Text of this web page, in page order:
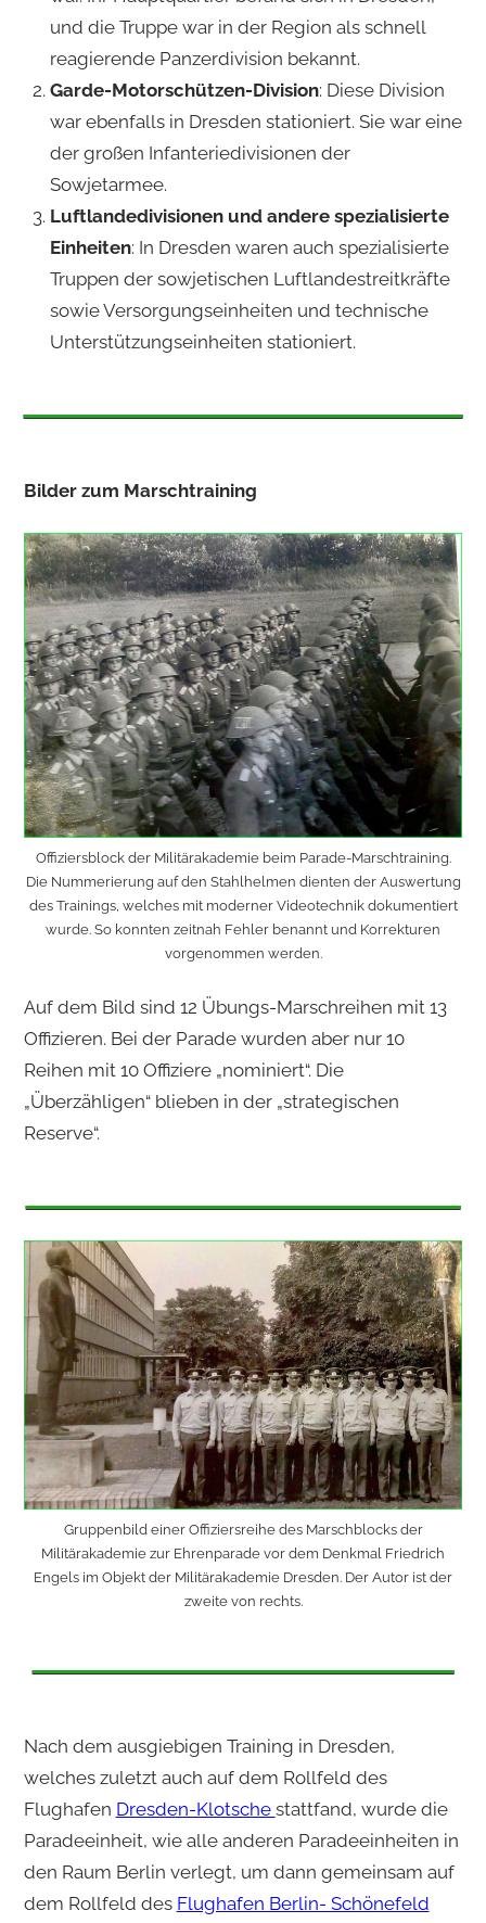
und die Truppe war in der Region als schnell
reagierende Panzerdivision bekannt.
Garde-Motorschützen-Division: Diese Division
war ebenfalls in Dresden stationiert. Sie war eine
der großen Infanteriedivisionen der
Sowjetarmee.
Luftlandedivisionen und andere spezialisierte
Einheiten: In Dresden waren auch spezialisierte
Truppen der sowjetischen Luftlandestreitkräfte
sowie Versorgungseinheiten und technische
Unterstützungseinheiten stationiert.
Bilder zum Marschtraining
Offiziersblock der Militärakademie beim Parade-Marschtraining.
Die Nummerierung auf den Stahlhelmen dienten der Auswertung
des Trainings, welches mit moderner Videotechnik dokumentiert
wurde. So konnten zeitnah Fehler benannt und Korrekturen
vorgenommen werden.
Auf dem Bild sind 12 Übungs-Marschreihen mit 13
Offizieren. Bei der Parade wurden aber nur 10
Reihen mit 10 Offiziere „nominiert“. Die
„Überzähligen“ blieben in der „strategischen
Reserve“.
Gruppenbild einer Offiziersreihe des Marschblocks der
Militärakademie zur Ehrenparade vor dem Denkmal Friedrich
Engels im Objekt der Militärakademie Dresden. Der Autor ist der
zweite von rechts.
Nach dem ausgiebigen Training in Dresden,
welches zuletzt auch auf dem Rollfeld des
Flughafen Dresden-Klotsche stattfand, wurde die
Paradeeinheit, wie alle anderen Paradeeinheiten in
den Raum Berlin verlegt, um dann gemeinsam auf
dem Rollfeld des Flughafen Berlin- Schönefeld